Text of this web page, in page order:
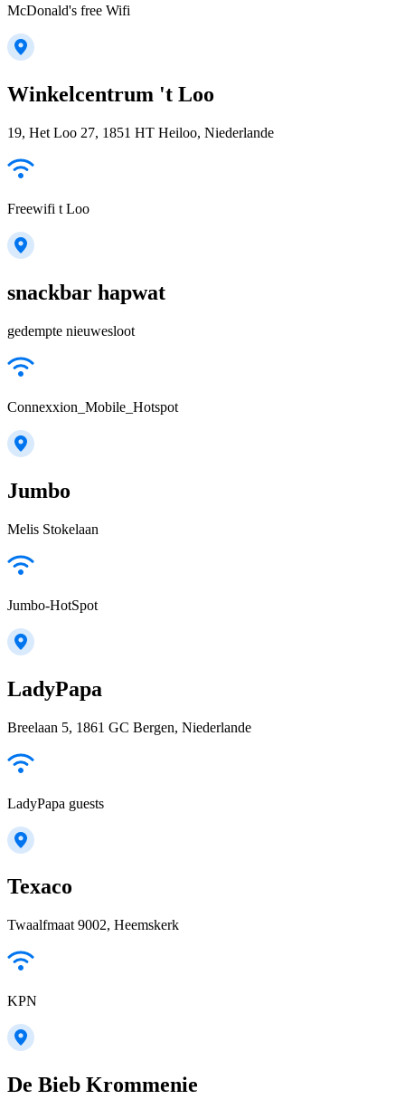
McDonald's free Wifi
Winkelcentrum 't Loo
19, Het Loo 27, 1851 HT Heiloo, Niederlande
Freewifi t Loo
snackbar hapwat
gedempte nieuwesloot
Connexxion_Mobile_Hotspot
Jumbo
Melis Stokelaan
Jumbo-HotSpot
LadyPapa
Breelaan 5, 1861 GC Bergen, Niederlande
LadyPapa guests
Texaco
Twaalfmaat 9002, Heemskerk
KPN
De Bieb Krommenie